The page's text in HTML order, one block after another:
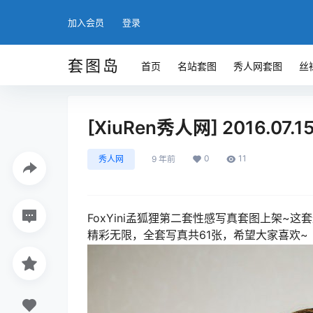
加入会员 登录
套图岛 首页 名站套图 秀人网套图 丝
[XiuRen秀人网]
秀人网 9 年前 0 11
FoxYini孟狐狸第二套性感写真套图上架~这
精彩无限，全套写真共61张，希望大家喜欢~